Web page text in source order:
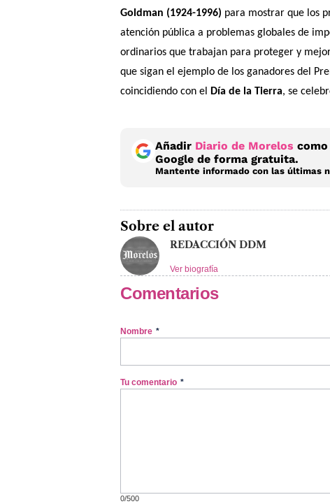
Goldman (1924-1996) para mostrar que los
atención pública a problemas globales de
ordinarios que trabajan para proteger y
que sigan el ejemplo de los ganadores del
coincidiendo con el
Día de la Tierra, se
Añadir Diario de Morelos
Google de forma gratuita.
Mantente informado con las últimas
Sobre el autor
REDACCIÓN DDM
Ver biografía
Comentarios
Nombre *
Tu comentario *
0/500